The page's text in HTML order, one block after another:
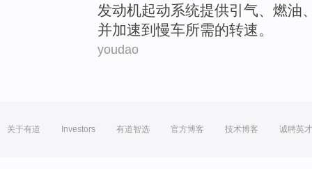
发动机起动系统提供引气、 燃油
并加速到慢车所需的转速。
youdao
关于有道 Investors 有道智选 官方博客 技术博客 诚聘英才